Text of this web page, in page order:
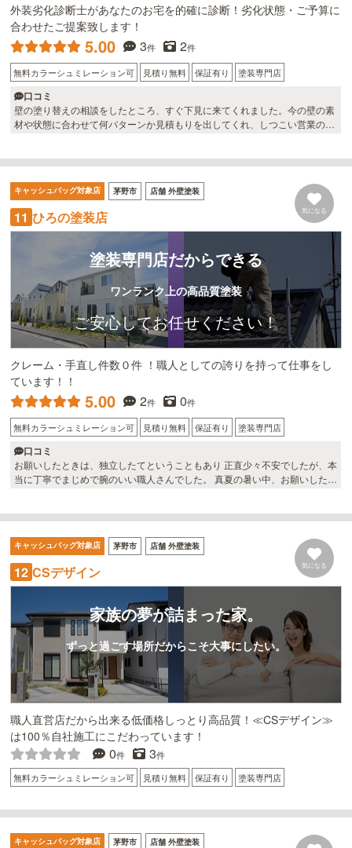
外装劣化診断士があなたのお宅を的確に診断！劣化状態・ご予算に
合わせたご提案致します！
5.00 3件 2件
無料カラーシュミレーション可 見積り無料 保証有り 塗装専門店
口コミ
壁の塗り替えの相談をしたところ、すぐ下見に来てくれました。今の壁の素
材や状態に合わせて何パターンか見積もりを出してくれ、しつこい営業の売
手塗りで丁寧でした！ 塗装ではなく上から金属サイディングを張る方法もあ
ると教えていただきました。柄もステキで断熱性もあるようですし次回のメ
ンテナンスは金属サイディングも検討してみたいと思いました。
キャッシュバッグ対象店 茅野市 店舗 外壁塗装
11 ひろの塗装店 気になる
塗装専門店だからできる
ワンランク上の高品質塗装
ご安心してお任せください！
クレーム・手直し件数０件 ！職人としての誇りを持って仕事をし
ています！！
5.00 2件 0件
無料カラーシュミレーション可 見積り無料 保証有り 塗装専門店
口コミ
お願いしたときは、独立したてということもあり 正直少々不安でしたが、本
当に丁寧でまじめで腕のいい職人さんでした。 真夏の暑い中、お願いしたに
てもらえました。 そのおかげ？もあり今のところ問題まったくありません。
本当にお勧めしたいです。
キャッシュバッグ対象店 茅野市 店舗 外壁塗装
12 CSデザイン 気になる
家族の夢が詰まった家。
ずっと過ごす場所だからこそ大事にしたい。
職人直営店だから出来る低価格しっとり高品質！≪CSデザイン≫
は100％自社施工にこだわっています！
0件 3件
無料カラーシュミレーション可 見積り無料 保証有り 塗装専門店
キャッシュバッグ対象店 茅野市 店舗 外壁塗装